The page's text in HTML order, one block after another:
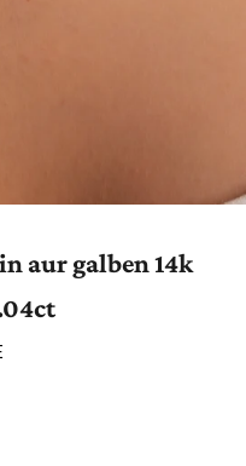
aur galben 14k